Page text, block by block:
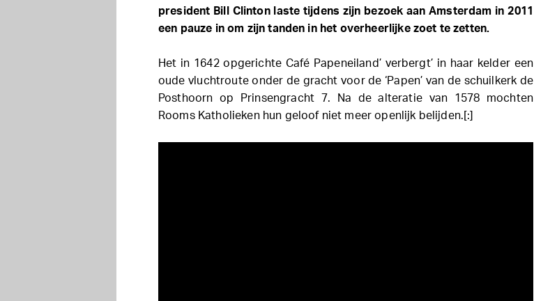
president Bill Clinton laste tijdens zijn bezoek aan Amsterdam in 2011
een pauze in om zijn tanden in het overheerlijke zoet te zetten.
Het in 1642 opgerichte Café Papeneiland’ verbergt’ in haar kelder een
oude vluchtroute onder de gracht voor de ‘Papen’ van de schuilkerk de
Posthoorn op Prinsengracht 7. Na de alteratie van 1578 mochten
Rooms Katholieken hun geloof niet meer openlijk belijden.[:]